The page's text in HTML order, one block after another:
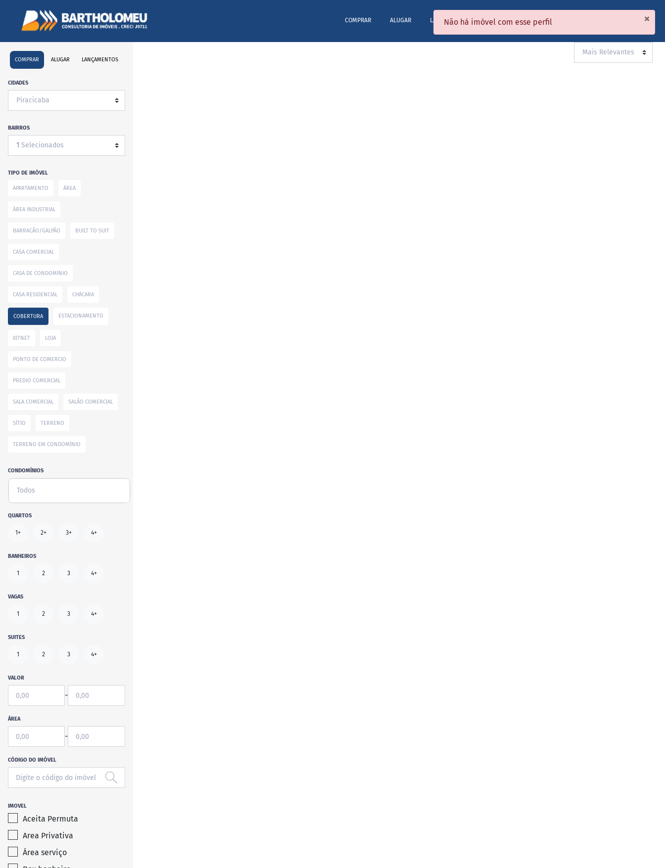
COMPRAR ALUGAR LANÇAMENTOS ANUNCIAR MEU IMÓVEL
COMPRAR ALUGAR LANÇAMENTOS
CIDADES
BAIRROS
1 Selecionados
TIPO DE IMÒVEL
APARTAMENTO ÁREA
ÁREA INDUSTRIAL
BARRACÃO/GALPÃO BUILT TO SUIT
CASA COMERCIAL
CASA DE CONDOMÍNIO
CASA RESIDENCIAL CHÁCARA
COBERTURA ESTACIONAMENTO
KITNET LOJA
PONTO DE COMERCIO
PREDIO COMERCIAL
SALA COMERCIAL SALÃO COMERCIAL
SÍTIO TERRENO
TERRENO EM CONDOMÍNIO
CONDOMÍNIOS
Todos
QUARTOS
1+ 2+ 3+ 4+
BANHEIROS
1 2 3 4+
VAGAS
1 2 3 4+
SUITES
1 2 3 4+
VALOR
-
ÁREA
-
CÓDIGO DO IMÓVEL
IMOVEL
Aceita Permuta
Area Privativa
Área serviço
×
Não há imóvel com esse perfil